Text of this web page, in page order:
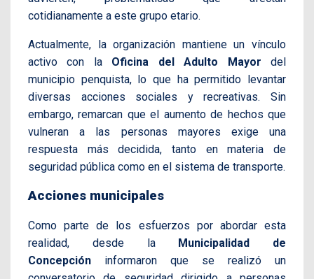
cotidianamente a este grupo etario.
Actualmente, la organización mantiene un vínculo
activo con la Oficina del Adulto Mayor del
municipio penquista, lo que ha permitido levantar
diversas acciones sociales y recreativas. Sin
embargo, remarcan que el aumento de hechos que
vulneran a las personas mayores exige una
respuesta más decidida, tanto en materia de
seguridad pública como en el sistema de transporte.
Acciones municipales
Como parte de los esfuerzos por abordar esta
realidad, desde la Municipalidad de
Concepción informaron que se realizó un